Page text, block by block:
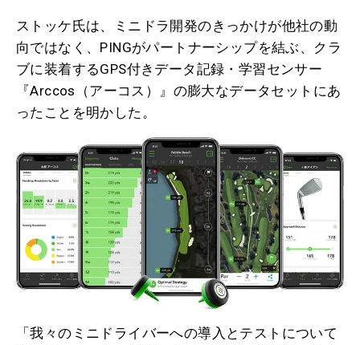
ストッケ氏は、ミニドラ開発のきっかけが他社の動
向ではなく、PINGがパートナーシップを結ぶ、クラ
ブに装着するGPS付きデータ記録・学習センサー
『Arccos（アーコス）』の膨大なデータセットにあ
ったことを明かした。
「我々のミニドライバーへの導入とテストについて